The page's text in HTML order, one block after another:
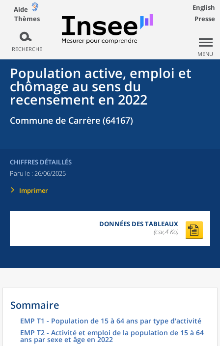
Aide
Thèmes
RECHERCHE
English
Presse
MENU
Population active, emploi et
chômage au sens du
recensement en 2022
Commune de Carrère (64167)
CHIFFRES DÉTAILLÉS
Paru le : 26/06/2025
Imprimer
DONNÉES DES TABLEAUX
(csv,4 Ko)
Sommaire
EMP T1 - Population de 15 à 64 ans par type d'activité
EMP T2 - Activité et emploi de la population de 15 à 64
ans par sexe et âge en 2022